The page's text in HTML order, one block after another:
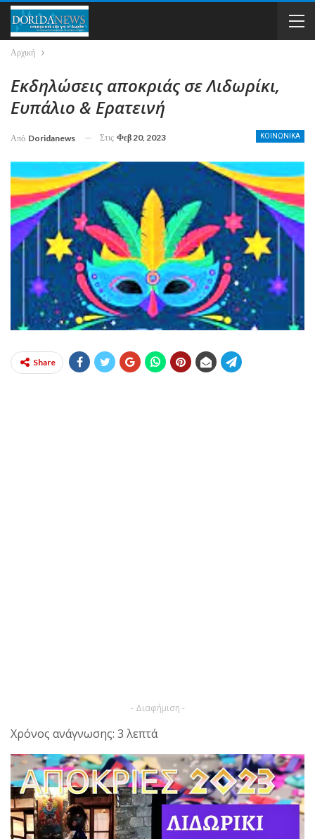
Αρχική
Εκδηλώσεις αποκριάς σε Λιδωρίκι,
Ευπάλιο & Ερατεινή
ΚΟΙΝΩΝΙΚΑ
Από Doridanews Στις Φεβ 20, 2023
Share
- Διαφήμιση -
Χρόνος ανάγνωσης: 3 λεπτά